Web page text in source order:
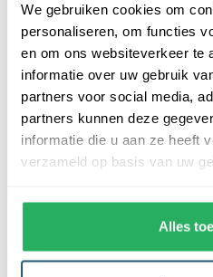
We gebruiken cookies om
personaliseren, om functies
en om ons websiteverkeer te
informatie over uw gebruik
partners voor social media,
partners kunnen deze
informatie die u aan ze heeft
verzameld op basis van uw
Alles
het Verenigd Koninkrijk, komt in
terug. Denk hierbij aan de vlag
maar ook de vlag van Bermuda,
landen die letterlijke de vlag van
laten komen in hun eigen
de verbondenheid tussen de
Ook het kleurgebruik kan als
een verbond tussen bepaalde